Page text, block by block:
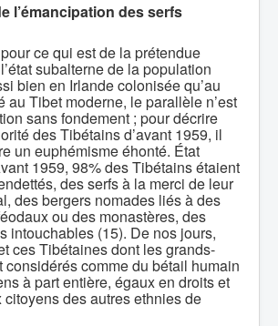
l’émancipation des serfs
ce qui est de la prétendue
subalterne de la population
bien en Irlande colonisée qu’au
au Tibet moderne, le parallèle n’est
sans fondement ; pour décrire
des Tibétains d’avant 1959, il
un euphémisme éhonté. État
1959, 98% des Tibétains étaient
des serfs à la merci de leur
des bergers nomades liés à des
ou des monastères, des
intouchables (15). De nos jours,
ces Tibétaines dont les grands-
considérés comme du bétail humain
à part entière, égaux en droits et
des autres ethnies de